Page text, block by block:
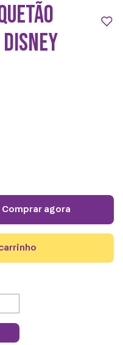
comprar agora